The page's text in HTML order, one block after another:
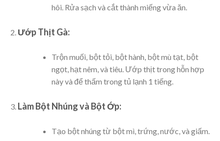
hôi. Rửa sạch và cắt thành miếng vừa ăn.
Ướp Thịt Gà:
Trộn muối, bột tỏi, bột hành, bột mù tạt, bột
ngọt, hạt nêm, và tiêu. Ướp thịt trong hỗn hợp
này và để thấm trong tủ lạnh 1 tiếng.
Làm Bột Nhúng và Bột Ớp:
Tạo bột nhúng từ bột mì, trứng, nước, và giấm.